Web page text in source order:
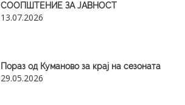
СООПШТЕНИЕ ЗА ЈАВНОСТ
13.07.2026
Пораз од Куманово за крај на сезоната
29.05.2026